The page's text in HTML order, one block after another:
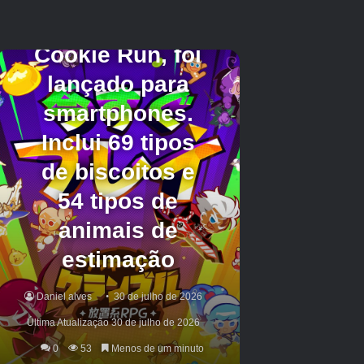
próximo ano. Se isso for verdade, um anúncio
oficial do desenvolvedor japonês poderia estar
no horizonte, pois os planos de marketing
precisariam começar em breve. Dito isto, essas
ainda são apenas especulações e devem ser
tomadas com um grão de sal. Atualmente, não
há evidências concretas para confirmar ou
oferecer pistas mais confiáveis sobre os
projetos ativos da FromSoftware.